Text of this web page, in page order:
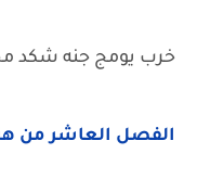
خرب يومج جنه شكد
الفصل العاشر من